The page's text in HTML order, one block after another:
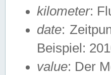
kilometer:
date:
Beispiel:
value: Der